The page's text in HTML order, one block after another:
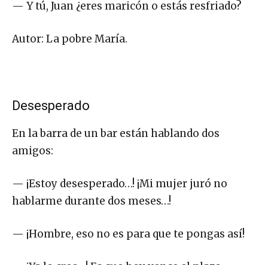
— Y tú, Juan ¿eres maricón o estás resfriado?
Autor: La pobre María.
Desesperado
En la barra de un bar están hablando dos
amigos:
— ¡Estoy desesperado…! ¡Mi mujer juró no
hablarme durante dos meses…!
— ¡Hombre, eso no es para que te pongas así!